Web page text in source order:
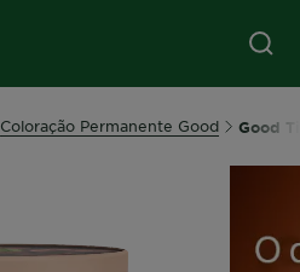
Coloração Permanente Good Good